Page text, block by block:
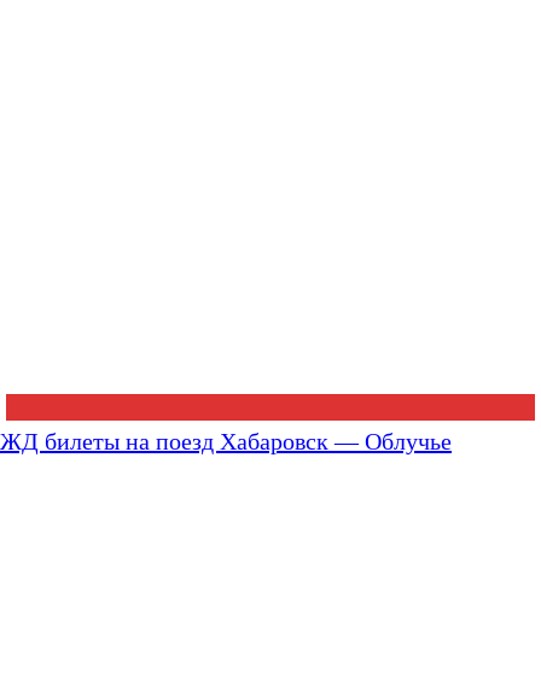
ЖД билеты на поезд Хабаровск — Облучье